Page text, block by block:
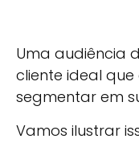
Uma audiência
cliente ideal
segmentar em
Vamos ilustrar